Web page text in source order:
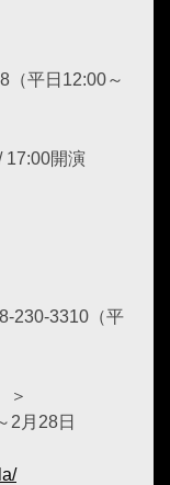
（平日12:00～
17:00開演
230-3310（平
＞
2月28日